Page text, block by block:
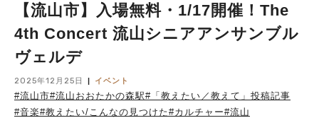
【流山市】入場無料・1/17開催！The
4th Concert 流山シニアアンサンブル
ヴェルデ
2025年12月25日 イベント
#流山市#流山おおたかの森駅#「教えたい／教えて」投稿記事
#音楽#教えたい/こんなの見つけた#カルチャー#流山